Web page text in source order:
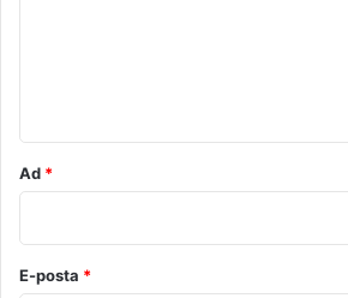
Ad *
E-posta *